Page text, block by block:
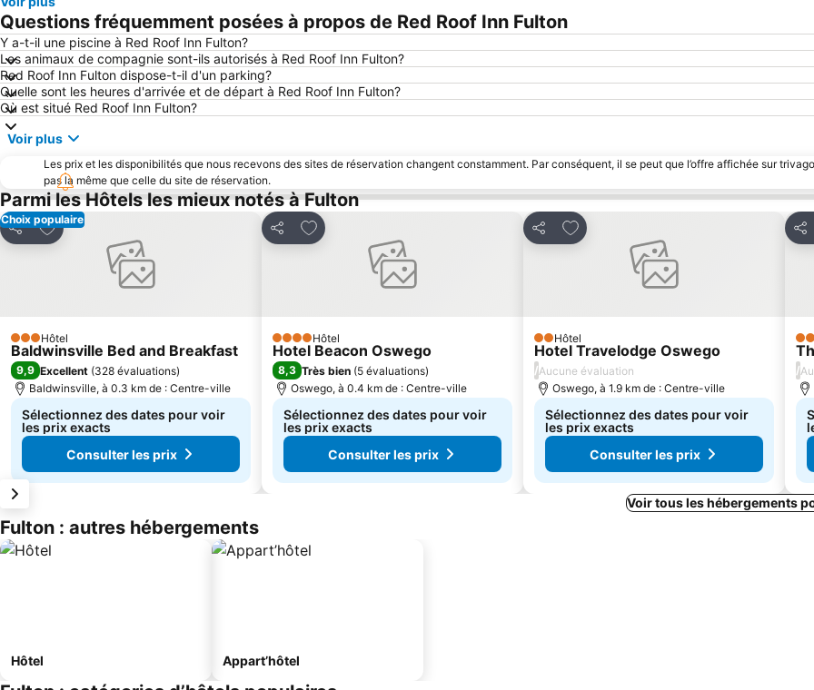
Questions fréquemment posées à propos de Red Roof Inn Fulton
Y a-t-il une piscine à Red Roof Inn Fulton?
Les animaux de compagnie sont-ils autorisés à Red Roof Inn Fulton?
Red Roof Inn Fulton dispose-t-il d'un parking?
Quelle sont les heures d'arrivée et de départ à Red Roof Inn Fulton?
Où est situé Red Roof Inn Fulton?
Voir plus
Les prix et les disponibilités que nous recevons des sites de réservation changent constamment. Par conséquent, il se peut que l’offre affichée sur
pas la même que celle du site de réservation.
Parmi les Hôtels les mieux notés à Fulton
Choix populaire
Partager
Ajouter à mes favoris
3 Étoiles
Hôtel
Baldwinsville Bed and Breakfast
9,9 Excellent (328 évaluations)
Baldwinsville, à 0.3 km de : Centre-ville
Sélectionnez des dates pour voir
les prix exacts
Consulter les prix
Partager
Ajouter à mes favoris
4 ÉtoilesHôtel
Hotel Beacon Oswego
8,3 Très bien (5 évaluations)
Oswego, à 0.4 km de : Centre-ville
Sélectionnez des dates pour voir
les prix exacts
Consulter les prix
Partager
Ajouter à mes favoris
2 Étoiles
Hôtel
Hotel Travelodge Oswego
/Aucune évaluation
Oswego, à 1.9 km de : Centre-ville
Sélectionnez des dates pour voir
les prix exacts
Consulter les prix
4
/
Voir tous les hébergements
Fulton : autres hébergements
Hôtel Appart’hôtel